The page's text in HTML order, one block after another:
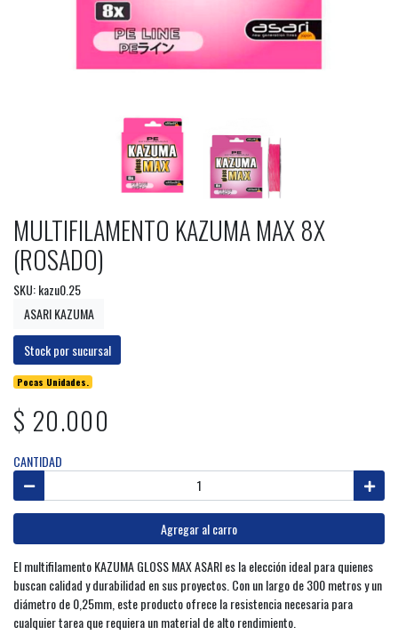
MULTIFILAMENTO KAZUMA MAX 8X
(ROSADO)
SKU: kazu0.25
ASARI KAZUMA
Stock por sucursal
Pocas Unidades.
$ 20.000
CANTIDAD
Agregar al carro
El multifilamento KAZUMA GLOSS MAX ASARI es la elección ideal para quienes
buscan calidad y durabilidad en sus proyectos. Con un largo de 300 metros y un
diámetro de 0,25mm, este producto ofrece la resistencia necesaria para
cualquier tarea que requiera un material de alto rendimiento.